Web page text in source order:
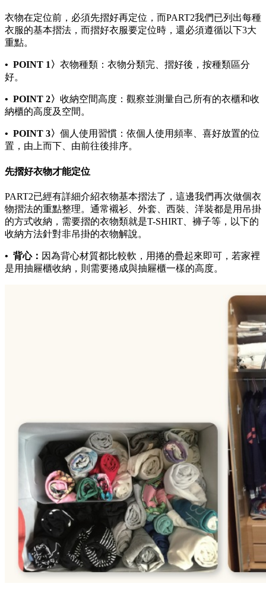
衣物在定位前，必須先摺好再定位，而PART2我們已列出每種
衣服的基本摺法，而摺好衣服要定位時，還必須遵循以下3大
重點。
• POINT 1〉 衣物種類：衣物分類完、摺好後，按種類區分
好。
• POINT 2〉 收納空間高度：觀察並測量自己所有的衣櫃和收
納櫃的高度及空間。
• POINT 3〉 個人使用習慣：依個人使用頻率、喜好放置的位
置，由上而下、由前往後排序。
先摺好衣物才能定位
PART2已經有詳細介紹衣物基本摺法了，這邊我們再次做個衣
物摺法的重點整理。通常襯衫、外套、西裝、洋裝都是用吊掛
的方式收納，需要摺的衣物類就是T-SHIRT、褲子等，以下的
收納方法針對非吊掛的衣物解說。
• 背心： 因為背心材質都比較軟，用捲的疊起來即可，若家裡
是用抽屜櫃收納，則需要捲成與抽屜櫃一樣的高度。